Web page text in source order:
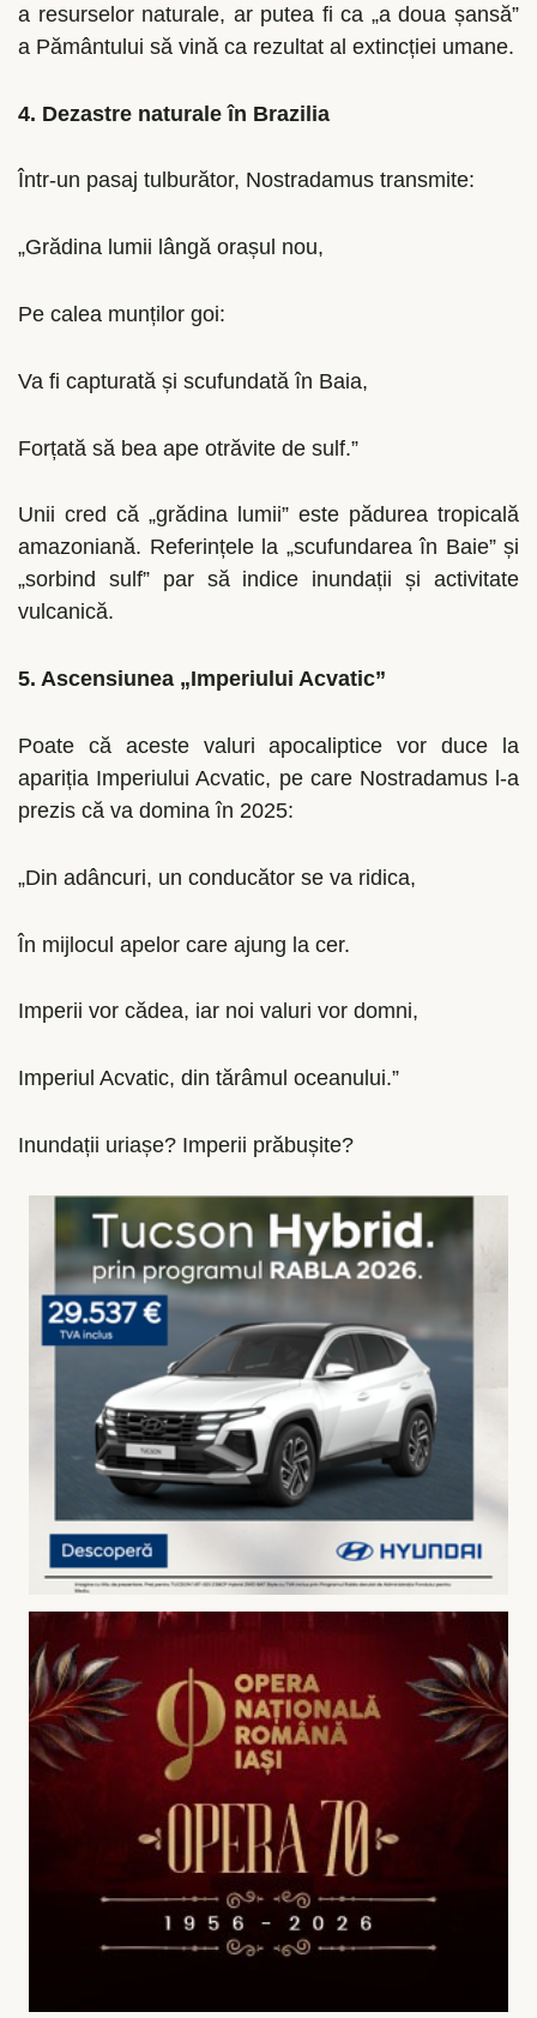
a resurselor naturale, ar putea fi ca „a doua șansă”
a Pământului să vină ca rezultat al extincției umane.
4. Dezastre naturale în Brazilia
Într-un pasaj tulburător, Nostradamus transmite:
„Grădina lumii lângă orașul nou,
Pe calea munților goi:
Va fi capturată și scufundată în Baia,
Forțată să bea ape otrăvite de sulf.”
Unii cred că „grădina lumii” este pădurea tropicală
amazoniană. Referințele la „scufundarea în Baie” și
„sorbind sulf” par să indice inundații și activitate
vulcanică.
5. Ascensiunea „Imperiului Acvatic”
Poate că aceste valuri apocaliptice vor duce la
apariția Imperiului Acvatic, pe care Nostradamus l-a
prezis că va domina în 2025:
„Din adâncuri, un conducător se va ridica,
În mijlocul apelor care ajung la cer.
Imperii vor cădea, iar noi valuri vor domni,
Imperiul Acvatic, din tărâmul oceanului.”
Inundații uriașe? Imperii prăbușite?